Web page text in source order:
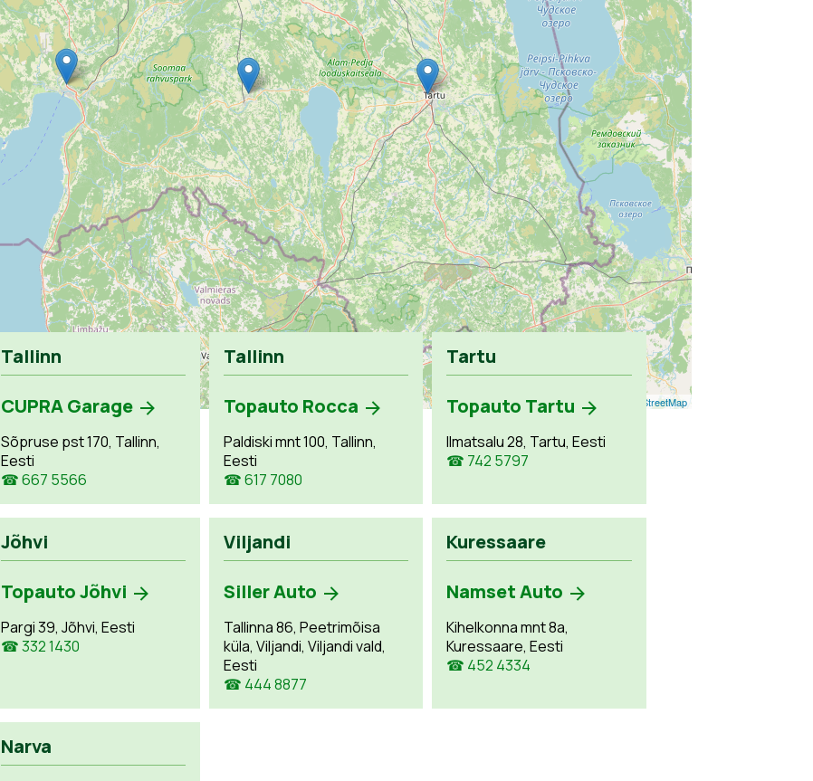
Leaflet OpenStreetMap
Tallinn
CUPRA Garage
Sõpruse pst 170, Tallinn,
Eesti
☎ 667 5566
Tallinn
Topauto Rocca
Paldiski mnt 100, Tallinn,
Eesti
☎ 617 7080
Tartu
Topauto Tartu
Ilmatsalu 28, Tartu, Eesti
☎ 742 5797
Jõhvi
Topauto Jõhvi
Pargi 39, Jõhvi, Eesti
☎ 332 1430
Viljandi
Siller Auto
Tallinna 86, Peetrimõisa
küla, Viljandi, Viljandi vald,
Eesti
☎ 444 8877
Kuressaare
Namset Auto
Kihelkonna mnt 8a,
Kuressaare, Eesti
☎ 452 4334
Narva